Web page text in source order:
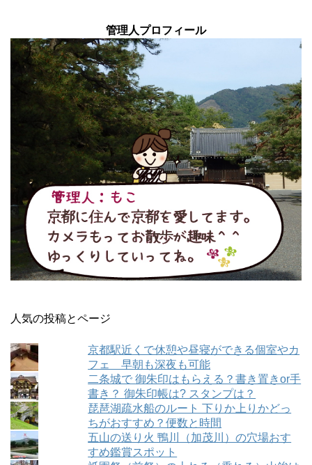
管理人プロフィール
人気の投稿とページ
京都駅近くで休憩や昼寝ができる個室やカ
フェ 早朝も深夜も可能
二条城で 御朱印はもらえる？書き置きor手
書き？ 御朱印帳は? スタンプは？
琵琶湖疏水船のルート 下りか上りかどっ
ちがおすすめ？便数と時間
五山の送り火 鴨川（加茂川）の穴場おす
すめ鑑賞スポット